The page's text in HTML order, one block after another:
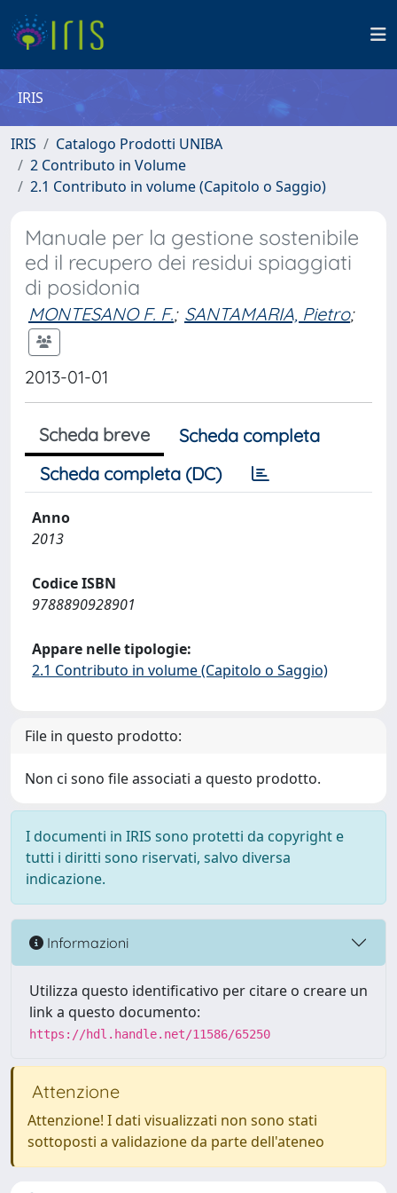
IRIS
IRIS
Catalogo Prodotti UNIBA
2 Contributo in Volume
2.1 Contributo in volume (Capitolo o Saggio)
Manuale per la gestione sostenibile
ed il recupero dei residui spiaggiati
di posidonia
MONTESANO F. F.; SANTAMARIA, Pietro;
2013-01-01
Scheda breve
Scheda completa
Scheda completa (DC)
Anno
2013
Codice ISBN
9788890928901
Appare nelle tipologie:
2.1 Contributo in volume (Capitolo o Saggio)
File in questo prodotto:
Non ci sono file associati a questo prodotto.
I documenti in IRIS sono protetti da copyright e
tutti i diritti sono riservati, salvo diversa
indicazione.
Informazioni
Utilizza questo identificativo per citare o creare un
link a questo documento:
https://hdl.handle.net/11586/65250
Attenzione
Attenzione! I dati visualizzati non sono stati
sottoposti a validazione da parte dell'ateneo